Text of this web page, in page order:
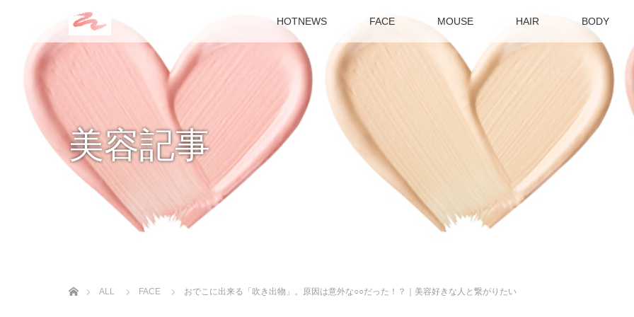
HOTNEWS FACE MOUSE HAIR BODY
美容記事
ALL
FACE おでこに出来る「吹き出物」。原因は意外な○○だった！？｜美容好きな人と繋がりたい